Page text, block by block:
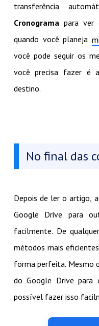
transferência
Cronograma para ver
quando você planeja
você pode seguir os
você precisa fazer é
destino.
No final das
Depois de ler o artigo,
Google Drive para
facilmente. De
métodos mais
forma perfeita. Mesmo
do Google Drive para
possível fazer isso